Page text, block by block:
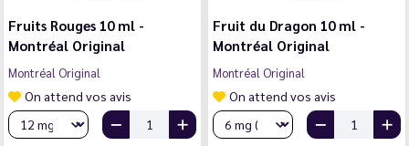
Fruits Rouges 10 ml -
Montréal Original
Montréal Original
On attend vos avis
Fruit du Dragon 10 ml -
Montréal Original
Montréal Original
On attend vos avis